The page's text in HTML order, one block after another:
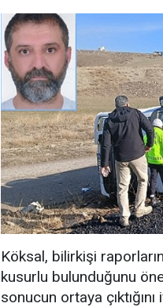
Köksal, bilirkişi
kusurlu bulunduğunu
sonucun ortaya